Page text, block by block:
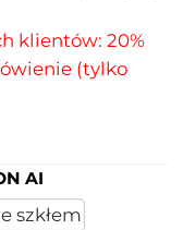
klientów: 20%
(tylko
AI
szkłem